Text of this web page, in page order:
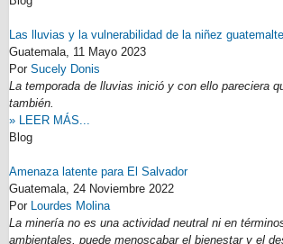
Las lluvias y la vulnerabilidad de la niñez
Guatemala, 11 Mayo 2023
Por Sucely Donis
La temporada de lluvias inició y con ello pareciera
también.
» LEER MÁS...
Blog
Amenaza latente para El Salvador
Guatemala, 24 Noviembre 2022
Por Lourdes Molina
La minería no es una actividad neutral ni en
ambientales, puede menoscabar el bienestar y el